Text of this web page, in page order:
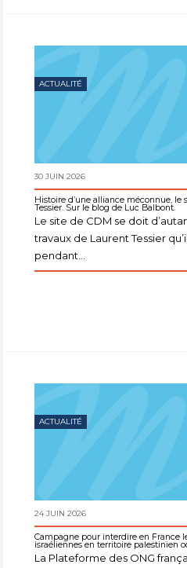
ACTUALITÉ
30 JUIN 2026
Histoire d’une alliance méconnue,
Tessier. Sur le blog de Luc Balbont.
Le site de CDM se doit
travaux de Laurent Tessier
pendant...
ACTUALITÉ
24 JUIN 2026
Campagne pour interdire en France
israéliennes en territoire palestinien
La Plateforme des ONG